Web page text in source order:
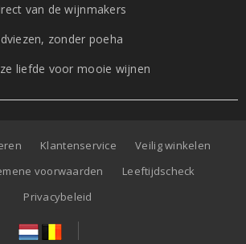
van de wijnmakers
zonder poeha
liefde voor mooie wijnen
Klantenservice
Veilig winkelen
voorwaarden
Leeftijdscheck
Privacybeleid